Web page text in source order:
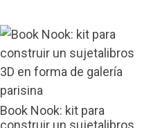
Book Nook: kit para
construir un sujetalibros